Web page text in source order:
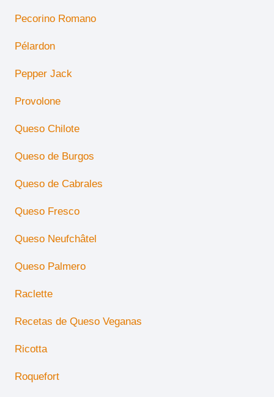
Pecorino Romano
Pélardon
Pepper Jack
Provolone
Queso Chilote
Queso de Burgos
Queso de Cabrales
Queso Fresco
Queso Neufchâtel
Queso Palmero
Raclette
Recetas de Queso Veganas
Ricotta
Roquefort